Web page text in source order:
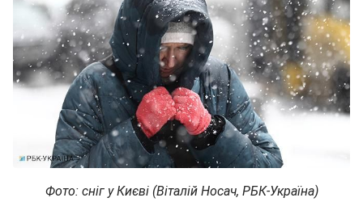
Фото: сніг у Києві (Віталій Носач, РБК-Україна)